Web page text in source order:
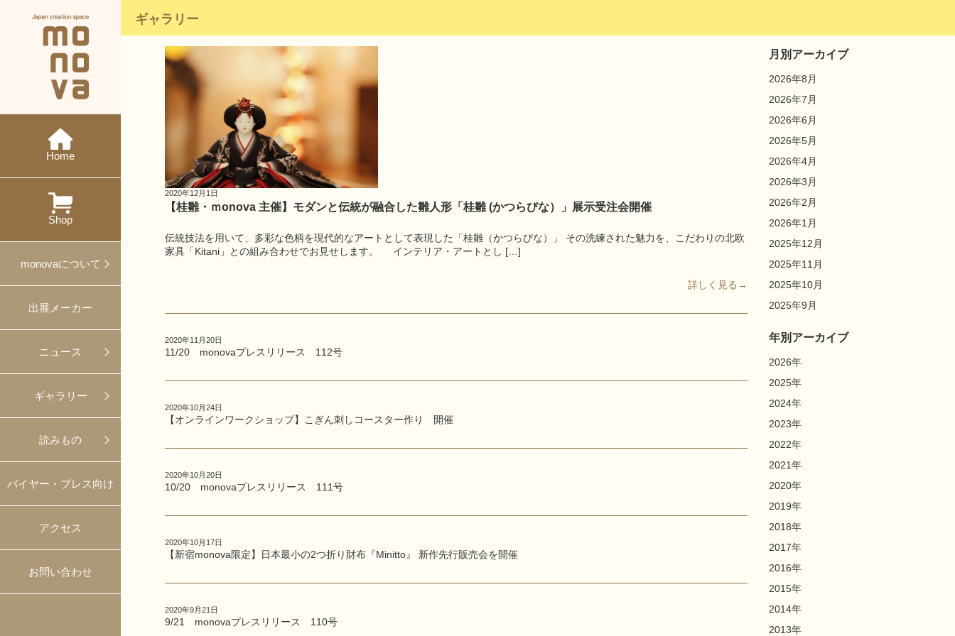
Home
Shop
monovaについて
monovaとは
出展
出展メーカー
ニュース
ニュース
ワークショップ
プレスリリース
ギャラリー
現在の展示会
過去の展示会
読みもの
メーカー紹介
対談
バイヤー・プレス向け
アクセス
お問い合わせ
ギャラリー
2020年12月1日
【桂雛・ｍonova 主催】モダンと伝統が融合した雛人形「桂雛 (かつらびな）」展示受注会開催
伝統技法を用いて、多彩な色柄を現代的なアートとして表現した「桂雛（かつらびな）」 その洗練された魅力を、こだわりの北欧
家具「Kitani」との組み合わせでお見せします。 インテリア・アートとし […]
詳しく見る→
2020年11月20日
11/20 monovaプレスリリース 112号
2020年10月24日
【オンラインワークショップ】こぎん刺しコースター作り 開催
2020年10月20日
10/20 monovaプレスリリース 111号
2020年10月17日
【新宿monova限定】日本最小の2つ折り財布『Minitto』 新作先行販売会を開催
2020年9月21日
9/21 monovaプレスリリース 110号
月別アーカイブ
2026年8月
2026年7月
2026年6月
2026年5月
2026年4月
2026年3月
2026年2月
2026年1月
2025年12月
2025年11月
2025年10月
2025年9月
年別アーカイブ
2026年
2025年
2024年
2023年
2022年
2021年
2020年
2019年
2018年
2017年
2016年
2015年
2014年
2013年